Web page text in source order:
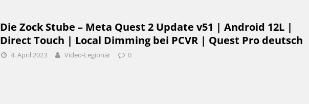
Die Zock Stube – Meta Quest 2 Update v51 | Android 12L |
Direct Touch | Local Dimming bei PCVR | Quest Pro deutsch
4. April 2023 Video-Legionär 0